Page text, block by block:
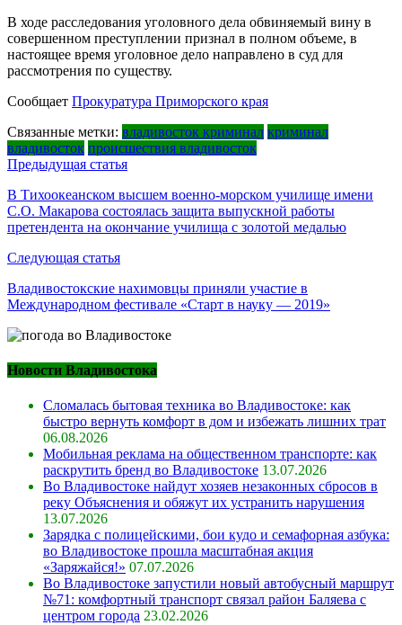
В ходе расследования уголовного дела обвиняемый вину в
совершенном преступлении признал в полном объеме, в
настоящее время уголовное дело направлено в суд для
рассмотрения по существу.
Сообщает Прокуратура Приморского края
Связанные метки: владивосток криминал криминал
владивосток происшествия владивосток
Навигация
по
записям
Предыдущая статья
В Тихоокеанском высшем военно-морском училище имени
С.О. Макарова состоялась защита выпускной работы
претендента на окончание училища с золотой медалью
Следующая статья
Владивостокские нахимовцы приняли участие в
Международном фестивале «Старт в науку — 2019»
Новости Владивостока
Сломалась бытовая техника во Владивостоке: как
быстро вернуть комфорт в дом и избежать лишних трат
06.08.2026
Мобильная реклама на общественном транспорте: как
раскрутить бренд во Владивостоке 13.07.2026
Во Владивостоке найдут хозяев незаконных сбросов в
реку Объяснения и обяжут их устранить нарушения
13.07.2026
Зарядка с полицейскими, бои кудо и семафорная азбука:
во Владивостоке прошла масштабная акция
«Заряжайся!» 07.07.2026
Во Владивостоке запустили новый автобусный маршрут
№71: комфортный транспорт связал район Баляева с
центром города 23.02.2026